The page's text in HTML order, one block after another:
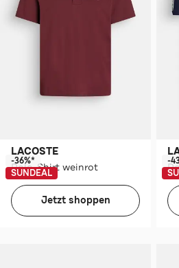
LACOSTE
Polo-Shirt weinrot
-36%*
SUNDEAL
Jetzt shoppen
-